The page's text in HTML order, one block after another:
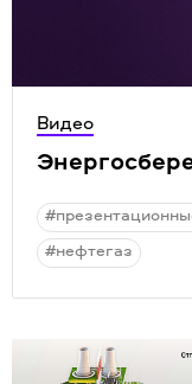
Видео
#нефтегаз